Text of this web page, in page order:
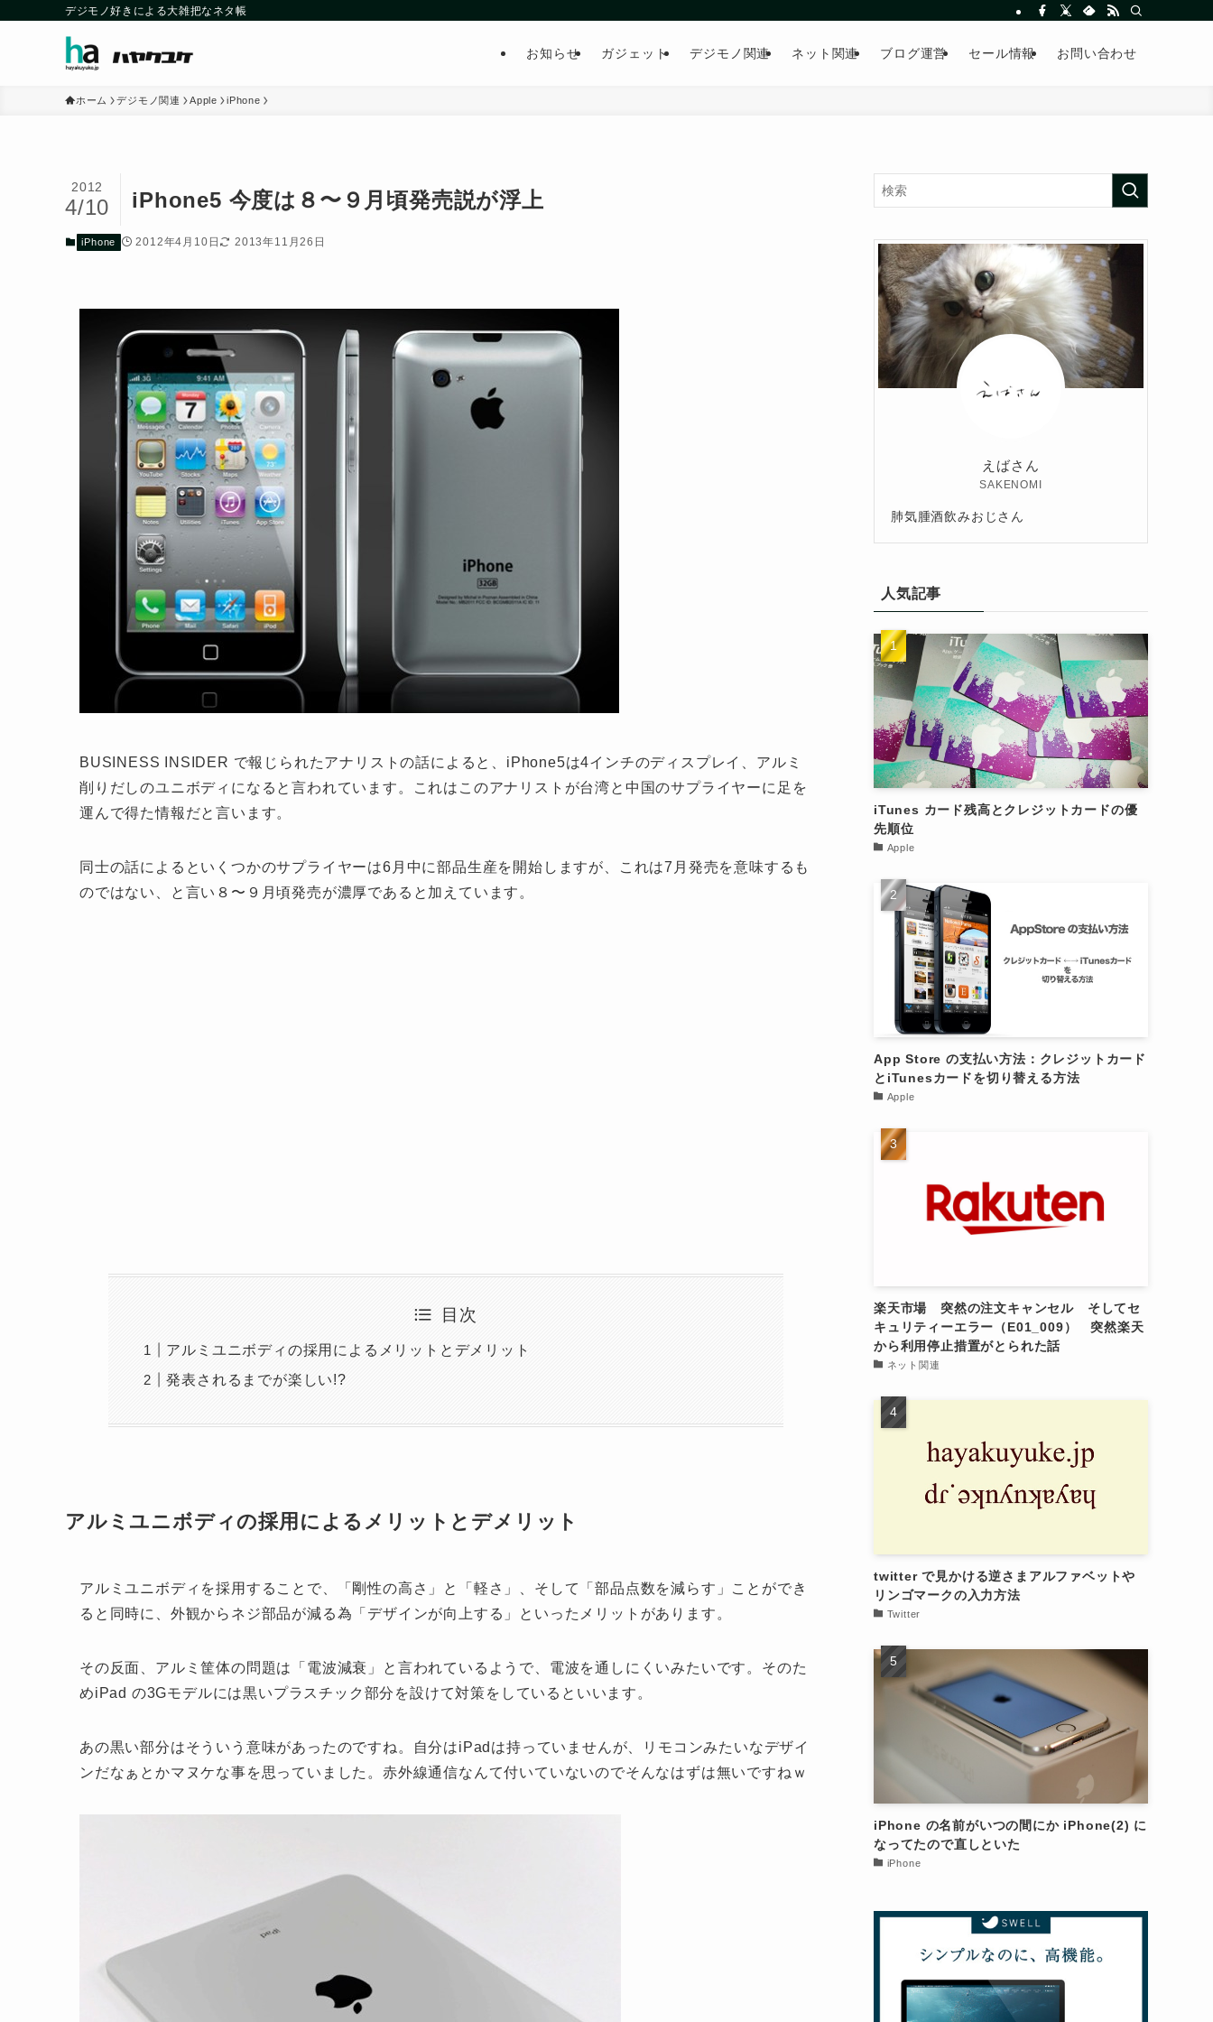
デジモノ好きによる大雑把なネタ帳
お知らせ ガジェット デジモノ関連 ネット関連 ブログ運営 セール情報 お問い合わせ
ホーム デジモノ関連 Apple iPhone
iPhone5 今度は８〜９月頃発売説が浮上
2012
4/10
iPhone 2012年4月10日 2013年11月26日
BUSINESS INSIDER で報じられたアナリストの話によると、iPhone5は4インチのディスプレイ、アルミ
削りだしのユニボディになると言われています。これはこのアナリストが台湾と中国のサプライヤーに足を
運んで得た情報だと言います。
同士の話によるといくつかのサプライヤーは6月中に部品生産を開始しますが、これは7月発売を意味するも
のではない、と言い８〜９月頃発売が濃厚であると加えています。
目次
アルミユニボディの採用によるメリットとデメリット
発表されるまでが楽しい!?
アルミユニボディの採用によるメリットとデメリット
アルミユニボディを採用することで、「剛性の高さ」と「軽さ」、そして「部品点数を減らす」ことができ
ると同時に、外観からネジ部品が減る為「デザインが向上する」といったメリットがあります。
その反面、アルミ筐体の問題は「電波減衰」と言われているようで、電波を通しにくいみたいです。そのた
めiPad の3Gモデルには黒いプラスチック部分を設けて対策をしているといいます。
あの黒い部分はそういう意味があったのですね。自分はiPadは持っていませんが、リモコンみたいなデザイ
ンだなぁとかマヌケな事を思っていました。赤外線通信なんて付いていないのでそんなはずは無いですねｗ
えばさん
SAKENOMI
肺気腫酒飲みおじさん
人気記事
iTunes カード残高とクレジットカードの優
先順位
Apple
App Store の支払い方法：クレジットカード
とiTunesカードを切り替える方法
Apple
楽天市場 突然の注文キャンセル そしてセ
キュリティーエラー（E01_009） 突然楽天
から利用停止措置がとられた話
ネット関連
twitter で見かける逆さまアルファベットや
リンゴマークの入力方法
Twitter
iPhone の名前がいつの間にか iPhone(2) に
なってたので直しといた
iPhone